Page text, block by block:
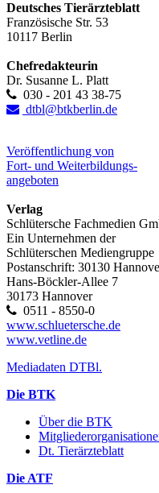
Deutsches Tierärzteblatt
Französische Str. 53
10117 Berlin
Chefredakteurin
Dr. Susanne L. Platt
030 - 201 43 38-75
dtbl@btkberlin.de
Veröffentlichung von
Fort- und Weiterbildungs-
angeboten
Verlag
Schlütersche Fachmedien
Ein Unternehmen der
Schlüterschen Mediengruppe
Postanschrift: 30130
Hans-Böckler-Allee 7
30173 Hannover
0511 - 8550-0
www.schluetersche.de
www.vetline.de
Mediadaten DTBl.
Die BTK
Über die BTK
Dt. Tierärzteblatt
Die ATF